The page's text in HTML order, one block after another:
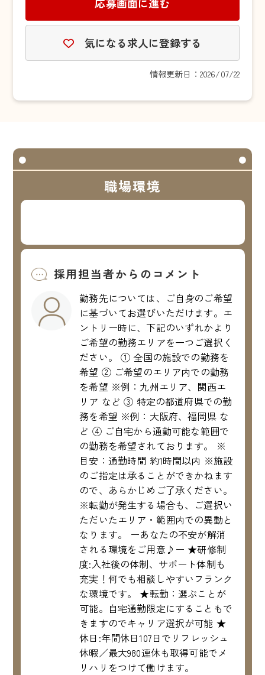
気になる求人に登録する
情報更新日：2026/07/22
職場環境
採用担当者からのコメント
勤務先については、ご自身のご希望
に基づいてお選びいただけます。エ
ントリー時に、下記のいずれかより
ご希望の勤務エリアを一つご選択く
ださい。 ① 全国の施設での勤務を
希望 ② ご希望のエリア内での勤務
を希望 ※例：九州エリア、関西エ
リア など ③ 特定の都道府県での勤
務を希望 ※例：大阪府、福岡県 な
ど ④ ご自宅から通勤可能な範囲で
の勤務を希望されております。 ※
目安：通勤時間 約1時間以内 ※施設
のご指定は承ることができかねます
ので、あらかじめご了承ください。
※転勤が発生する場合も、ご選択い
ただいたエリア・範囲内での異動と
なります。 ーあなたの不安が解消
される環境をご用意♪ー ★研修制
度:入社後の体制、サポート体制も
充実！何でも相談しやすいフランク
な環境です。 ★転勤：選ぶことが
可能。自宅通勤限定にすることもで
きますのでキャリア選択が可能 ★
休日:年間休日107日でリフレッシュ
休暇／最大980連休も取得可能でメ
リハリをつけて働けます。